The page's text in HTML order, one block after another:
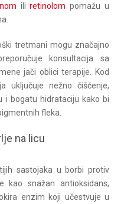
iliretinolom pomažu u
tretmani mogu značajno
konsultacija sa
jači oblici terapije. Kod
uključuje nežno čišćenje,
i bogatu hidrataciju kako bi
fleka.
na licu
sastojaka u borbi protiv
kao snažan antioksidans,
enzim koji učestvuje u